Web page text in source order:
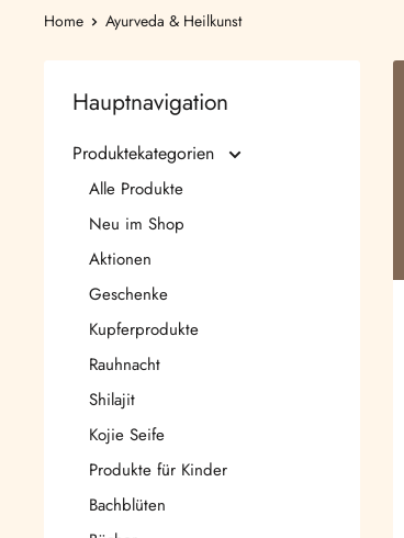
Home Ayurveda & Heilkunst
Hauptnavigation
Produktekategorien
Alle Produkte
Neu im Shop
Aktionen
Geschenke
Kupferprodukte
Rauhnacht
Shilajit
Kojie Seife
Produkte für Kinder
Bachblüten